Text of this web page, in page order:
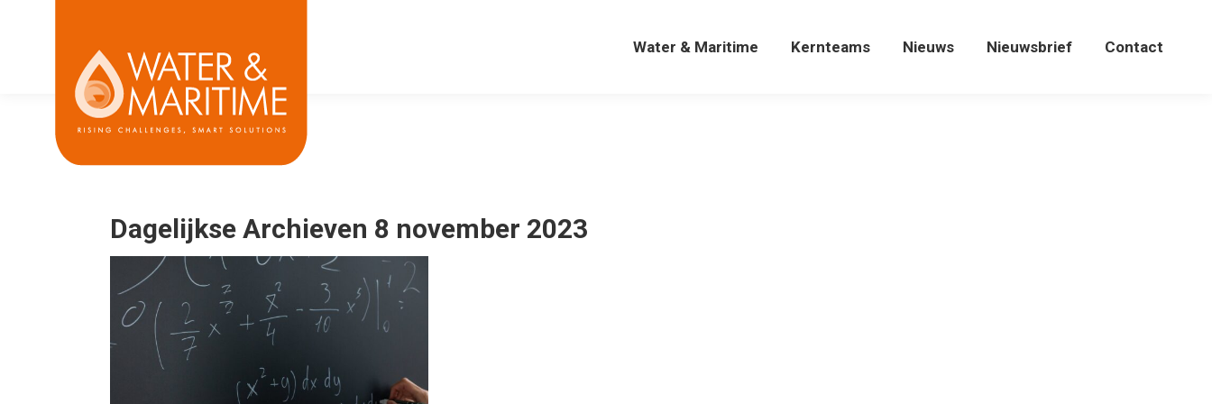
Water & Maritime Kernteams Nieuws Nieuwsbrief Contact
Dagelijkse Archieven 8 november 2023
Water & Maritime Kernteams Nieuws Nieuwsbrief Contact